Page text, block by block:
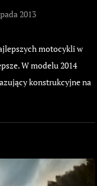
2013
motocykli w
W modelu 2014
konstrukcyjne na